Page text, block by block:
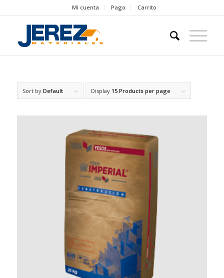
Mi cuenta Pago Carrito
Sort by Default Display 15 Products per page